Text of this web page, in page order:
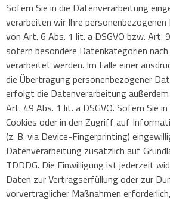
Sofern Sie in die Datenverarbeitung
verarbeiten wir Ihre
von Art. 6 Abs. 1 lit. a DSGVO bzw. Art.
sofern besondere Datenkategorien
verarbeitet werden. Im Falle einer
die Übertragung personenbezogener
erfolgt die Datenverarbeitung
Art. 49 Abs. 1 lit. a DSGVO. Sofern Sie
Cookies oder in den Zugriff auf
(z. B. via Device-Fingerprinting)
Datenverarbeitung zusätzlich auf
TDDDG. Die Einwilligung ist jederzeit
Daten zur Vertragserfüllung oder zur
vorvertraglicher Maßnahmen